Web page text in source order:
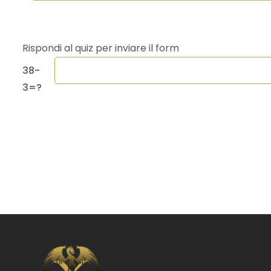
Rispondi al quiz per inviare il form
38-
3=?